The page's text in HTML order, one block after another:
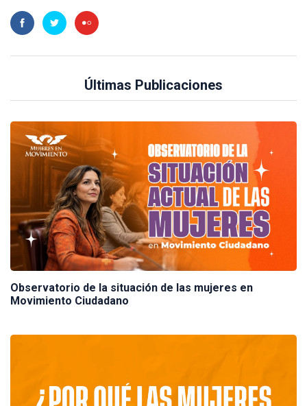
Últimas Publicaciones
Observatorio de la situación de las mujeres en
Movimiento Ciudadano